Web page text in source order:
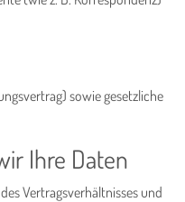
sowie gesetzliche
Ihre Daten
Vertragsverhältnisses und